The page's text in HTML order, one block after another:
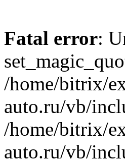
Fatal error:
/home/bitrix/
auto.ru/vb/
/home/bitrix/
auto.ru/vb/